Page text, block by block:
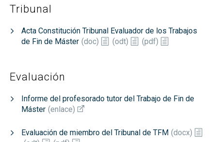
Tribunal
Acta Constitución Tribunal Evaluador de los Trabajos
de Fin de Máster (doc) (odt) (pdf)
Evaluación
Informe del profesorado tutor del Trabajo de Fin de
Máster (enlace)
Evaluación de miembro del Tribunal de TFM (docx)